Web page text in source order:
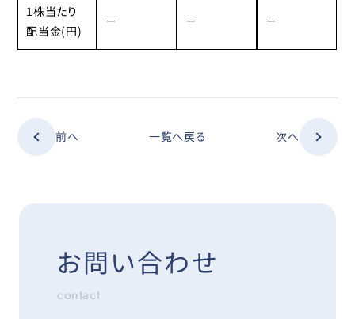
1株当たり
配当金(円)
－ － －
前へ 一覧へ戻る 次へ
お問い合わせ
contact